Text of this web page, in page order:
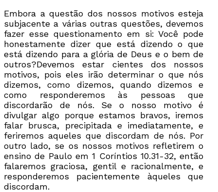
Embora a questão dos nossos motivos esteja
subjacente a várias outras questões, devemos
fazer esse questionamento em si: Você pode
honestamente dizer que está dizendo o que
está dizendo para a glória de Deus e o bem de
outros?Devemos estar cientes dos nossos
motivos, pois eles irão determinar o que nós
dizemos, como dizemos, quando dizemos e
como responderemos às pessoas que
discordarão de nós. Se o nosso motivo é
divulgar algo porque estamos bravos, iremos
falar brusca, precipitada e imediatamente, e
feriremos aqueles que discordam de nós. Por
outro lado, se os nossos motivos refletirem o
ensino de Paulo em 1 Coríntios 10.31-32, então
falaremos graciosa, gentil e racionalmente, e
responderemos pacientemente àqueles que
discordam.